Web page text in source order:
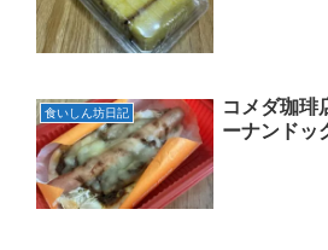
食いしん坊日記
コメダ珈琲
ーナンドッ